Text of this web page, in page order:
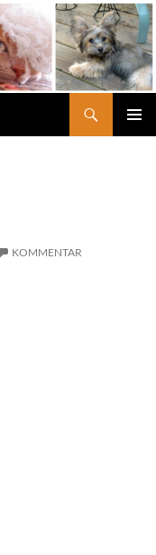
KOMMENTAR